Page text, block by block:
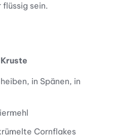
sein.
in Spänen, in
Cornflakes